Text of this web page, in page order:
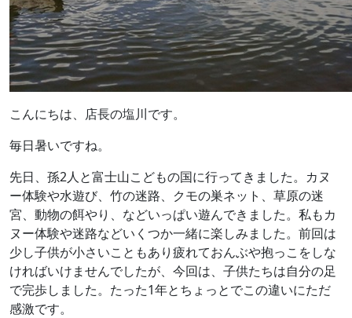
こんにちは、店長の塩川です。
毎日暑いですね。
先日、孫2人と富士山こどもの国に行ってきました。カヌ
ー体験や水遊び、竹の迷路、クモの巣ネット、草原の迷
宮、動物の餌やり、などいっぱい遊んできました。私もカ
ヌー体験や迷路などいくつか一緒に楽しみました。前回は
少し子供が小さいこともあり疲れておんぶや抱っこをしな
ければいけませんでしたが、今回は、子供たちは自分の足
で完歩しました。たった1年とちょっとでこの違いにただ
感激です。